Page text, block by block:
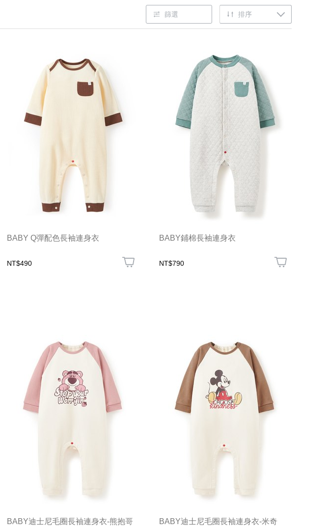
篩選
BABY Q彈配色長袖連身衣
NT$490
BABY鋪棉長袖連身衣
NT$790
BABY迪士尼毛圈長袖連身衣-熊抱哥 BABY迪士尼毛圈長袖連身衣-米奇